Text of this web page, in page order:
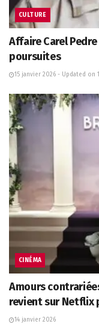
CULTURE
Affaire Carel
poursuites
15 janvier 2026 - Updated on
CINÉMA
Amours
revient sur Netflix
14 janvier 2026